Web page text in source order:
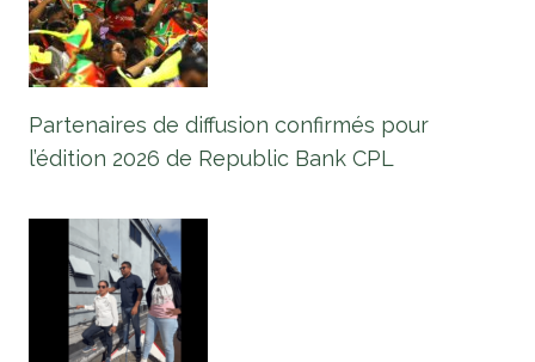
Partenaires de diffusion confirmés pour
l’édition 2026 de Republic Bank CPL